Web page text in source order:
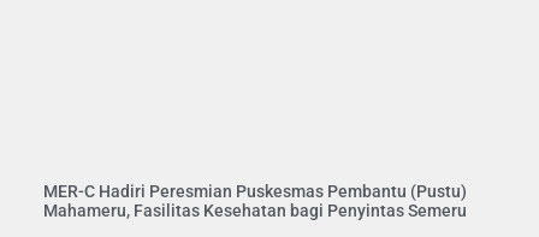
MER-C Hadiri Peresmian Puskesmas Pembantu (Pustu)
Mahameru, Fasilitas Kesehatan bagi Penyintas Semeru